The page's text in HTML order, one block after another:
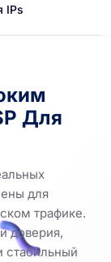
IPs
Для
для
трафике.
доверия,
стабильный